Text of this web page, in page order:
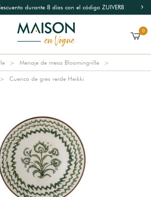
durante 8 días con el código ZUIVER8
0
Menaje de mesa Bloomingville
Cuenco de gres verde Heikki